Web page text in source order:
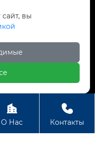
Чэнсян, город
Китай
ООО
Хету

О Нас

Контакты
вы